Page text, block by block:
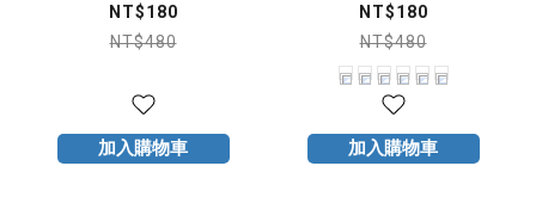
NT$180
NT$480
加入購物車
NT$180
NT$480
加入購物車